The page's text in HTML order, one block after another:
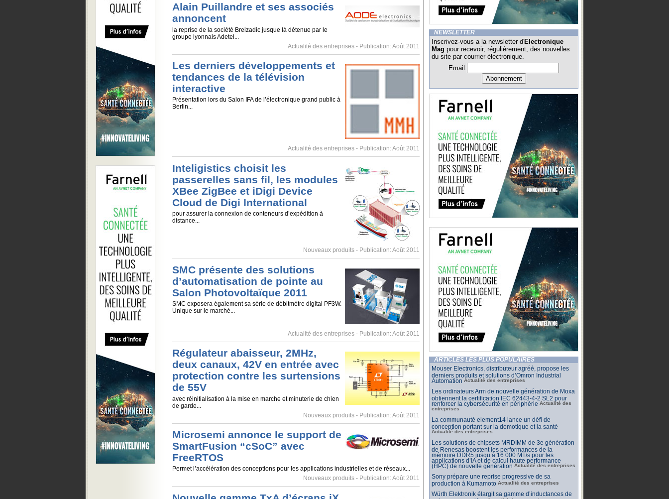
Alain Puillandre et ses associés
annoncent
la reprise de la société Breizadic jusque là détenue par le
groupe lyonnais Adetel...
Actualité des entreprises - Publication: Août 2011
Les derniers développements et
tendances de la télévision
interactive
Présentation lors du Salon IFA de l’électronique grand public à
Berlin...
Actualité des entreprises - Publication: Août 2011
Inteligistics choisit les
passerelles sans fil, les modules
XBee ZigBee et iDigi Device
Cloud de Digi International
pour assurer la connexion de conteneurs d’expédition à
distance...
Nouveaux produits - Publication: Août 2011
SMC présente des solutions
d’automatisation de pointe au
Salon Photovoltaïque 2011
SMC exposera également sa série de débitmètre digital PF3W.
Unique sur le marché...
Actualité des entreprises - Publication: Août 2011
Régulateur abaisseur, 2MHz,
deux canaux, 42V en entrée avec
protection contre les surtensions
de 55V
avec réinitialisation à la mise en marche et minuterie de chien
de garde...
Nouveaux produits - Publication: Août 2011
Microsemi annonce le support de
SmartFusion “cSoC” avec
FreeRTOS
Permet l’accélération des conceptions pour les applications industrielles et de réseaux...
Nouveaux produits - Publication: Août 2011
NEWSLETTER
Inscrivez-vous a la newsletter d'Electronique
Mag pour recevoir, régulièrement, des nouvelles
du site par courrier électronique.
Email:
ARTICLES LES PLUS POPULAIRES
Mouser Electronics, distributeur agréé, propose les
derniers produits et solutions d’Omron Industrial
Automation Actualité des entreprises
Les ordinateurs Arm de nouvelle génération de Moxa
obtiennent la certification IEC 62443-4-2 SL2 pour
renforcer la cybersécurité en périphérie Actualité des
entreprises
La communauté element14 lance un défi de
conception portant sur la domotique et la santé
Actualité des entreprises
Les solutions de chipsets MRDIMM de 3e génération
de Renesas boostent les performances de la
mémoire DDR5 jusqu’à 16 000 MT/s pour les
applications d’IA et de calcul haute performance
(HPC) de nouvelle génération Actualité des entreprises
Sony prépare une reprise progressive de sa
production à Kumamoto Actualité des entreprises
Würth Elektronik élargit sa gamme d’inductances de